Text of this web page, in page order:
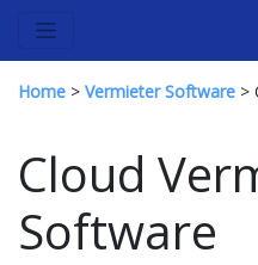
Home > Vermieter Software >
Cloud
Software